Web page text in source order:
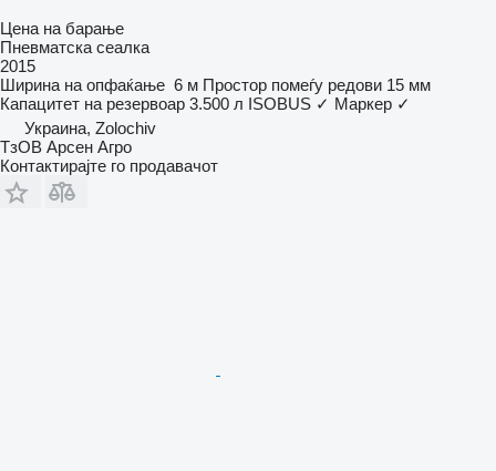
Цена на барање
Пневматска сеалка
2015
Ширина на опфаќање 6 м Простор помеѓу редови 15 мм
Капацитет на резервоар 3.500 л ISOBUS ✓ Маркер ✓
Украина, Zolochiv
ТзОВ Арсен Агро
Контактирајте го продавачот